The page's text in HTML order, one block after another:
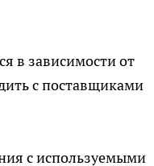
в зависимости от
с поставщиками
с используемыми